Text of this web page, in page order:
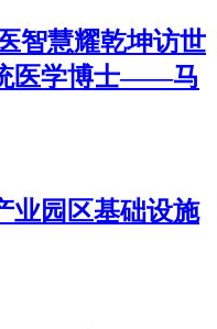
智慧耀乾坤访世
医学博士——马
业园区基础设施